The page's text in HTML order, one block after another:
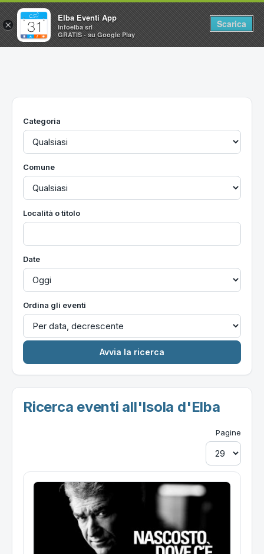
Home
Utilità
Categoria
Comune
Località o titolo
Date
Ordina gli eventi
Ricerca eventi all'Isola d'Elba
Pagine
×
Elba Eventi App
Infoelba srl
GRATIS - su Google Play
Scarica